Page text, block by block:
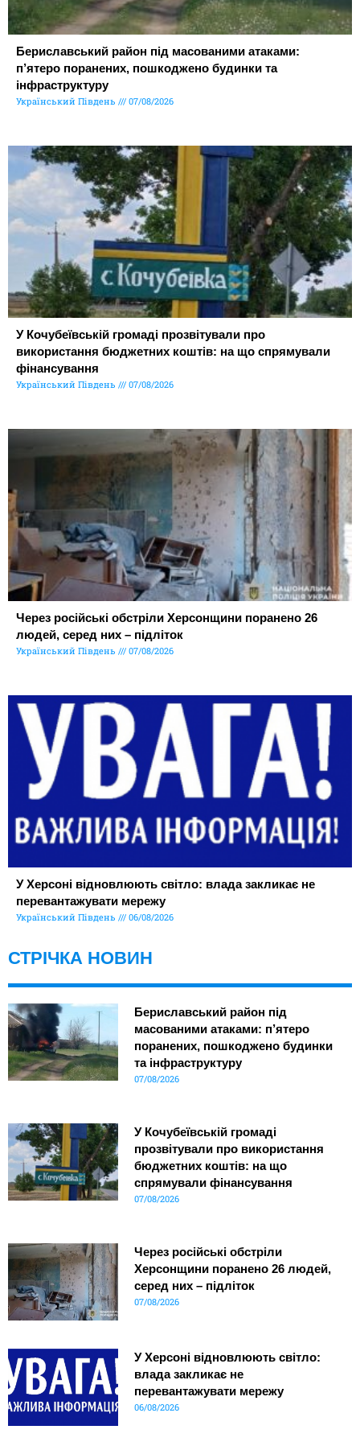
Бериславський район під масованими атаками:
п’ятеро поранених, пошкоджено будинки та
інфраструктуру
Український Південь 07/08/2026
У Кочубеївській громаді прозвітували про
використання бюджетних коштів: на що спрямували
фінансування
Український Південь 07/08/2026
Через російські обстріли Херсонщини поранено 26
людей, серед них – підліток
Український Південь 07/08/2026
У Херсоні відновлюють світло: влада закликає не
перевантажувати мережу
Український Південь 06/08/2026
СТРІЧКА НОВИН
Бериславський район під
масованими атаками: п’ятеро
поранених, пошкоджено будинки
та інфраструктуру
07/08/2026
У Кочубеївській громаді
прозвітували про використання
бюджетних коштів: на що
спрямували фінансування
07/08/2026
Через російські обстріли
Херсонщини поранено 26 людей,
серед них – підліток
07/08/2026
У Херсоні відновлюють світло:
влада закликає не
перевантажувати мережу
06/08/2026